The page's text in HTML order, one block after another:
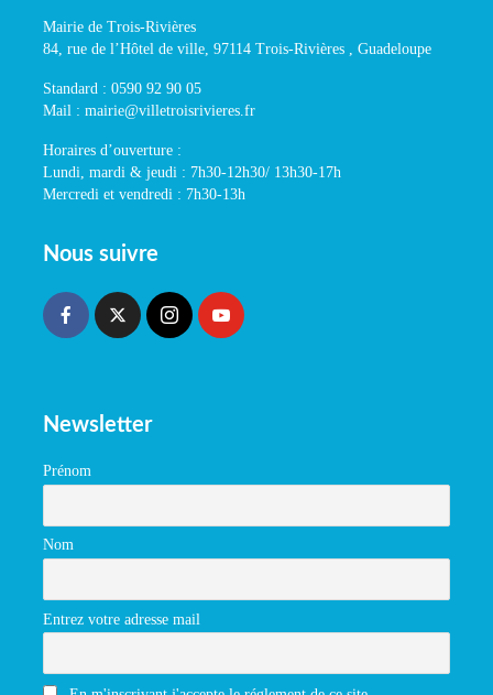
Mairie de Trois-Rivières
84, rue de l’Hôtel de ville, 97114 Trois-Rivières , Guadeloupe
Standard : 0590 92 90 05
Mail : mairie@villetroisrivieres.fr
Horaires d’ouverture :
Lundi, mardi & jeudi : 7h30-12h30/ 13h30-17h
Mercredi et vendredi : 7h30-13h
Nous suivre
Newsletter
Prénom
Nom
Entrez votre adresse mail